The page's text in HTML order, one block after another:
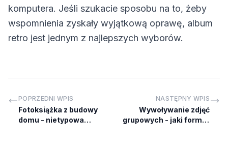
komputera. Jeśli szukacie sposobu na to, żeby
wspomnienia zyskały wyjątkową oprawę, album
retro jest jednym z najlepszych wyborów.
POPRZEDNI WPIS
Fotoksiążka z budowy
domu - nietypowa
NASTĘPNY WPIS
Wywoływanie zdjęć
grupowych - jaki format